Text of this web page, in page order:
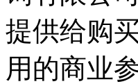
提供给购
用的商业